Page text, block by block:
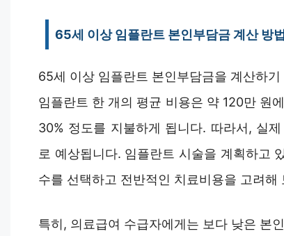
65세 이상 임플란트 본인부담금 계산 방법
65세 이상 임플란트 본인부담금을 계산하
임플란트 한 개의 평균 비용은 약 120만 원
30% 정도를 지불하게 됩니다. 따라서, 실
로 예상됩니다. 임플란트 시술을 계획하고
수를 선택하고 전반적인 치료비용을 고려해
특히, 의료급여 수급자에게는 보다 낮은 본